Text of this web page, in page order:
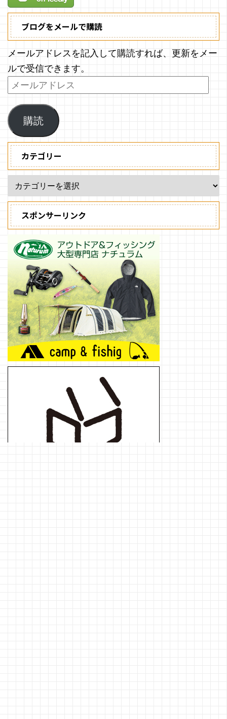
ブログをメールで購読
メールアドレスを記入して購読すれば、更新をメー
ルで受信できます。
購読
カテゴリー
スポンサーリンク